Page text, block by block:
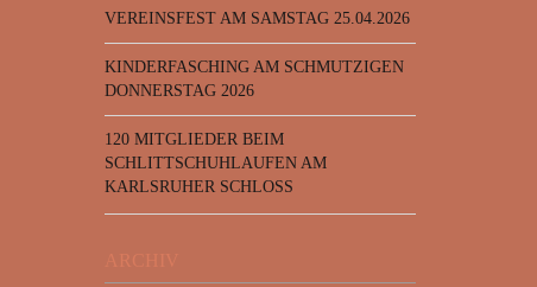
VEREINSFEST AM SAMSTAG 25.04.2026
KINDERFASCHING AM SCHMUTZIGEN
DONNERSTAG 2026
120 MITGLIEDER BEIM
SCHLITTSCHUHLAUFEN AM
KARLSRUHER SCHLOSS
ARCHIV